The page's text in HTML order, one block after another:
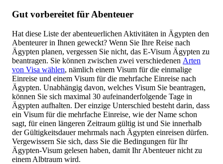
Gut vorbereitet für Abenteuer
Hat diese Liste der abenteuerlichen Aktivitäten in Ägypten den
Abenteurer in Ihnen geweckt? Wenn Sie Ihre Reise nach
Ägypten planen, vergessen Sie nicht, das E-Visum Ägypten zu
beantragen. Sie können zwischen zwei verschiedenen Arten
von Visa wählen, nämlich einem Visum für die einmalige
Einreise und einem Visum für die mehrfache Einreise nach
Ägypten. Unabhängig davon, welches Visum Sie beantragen,
können Sie sich maximal 30 aufeinanderfolgende Tage in
Ägypten aufhalten. Der einzige Unterschied besteht darin, dass
ein Visum für die mehrfache Einreise, wie der Name schon
sagt, für einen längeren Zeitraum gültig ist und Sie innerhalb
der Gültigkeitsdauer mehrmals nach Ägypten einreisen dürfen.
Vergewissern Sie sich, dass Sie die Bedingungen für Ihr
Ägypten-Visum gelesen haben, damit Ihr Abenteuer nicht zu
einem Albtraum wird.